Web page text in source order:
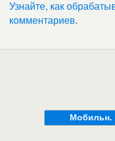
Узнайте, как
комментариев.
Мобильн.